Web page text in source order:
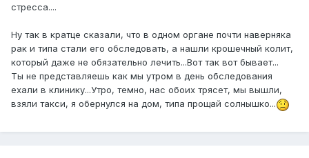
стресса....
Ну так в кратце сказали, что в одном органе почти наверняка
рак и типа стали его обследовать, а нашли крошечный колит,
который даже не обязательно лечить...Вот так вот бывает...
Ты не представляешь как мы утром в день обследования
ехали в клинику...Утро, темно, нас обоих трясет, мы вышли,
взяли такси, я обернулся на дом, типа прощай солнышко...